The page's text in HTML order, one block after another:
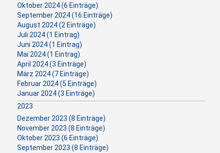
Oktober 2024 (6 Einträge)
September 2024 (16 Einträge)
August 2024 (2 Einträge)
Juli 2024 (1 Eintrag)
Juni 2024 (1 Eintrag)
Mai 2024 (1 Eintrag)
April 2024 (3 Einträge)
März 2024 (7 Einträge)
Februar 2024 (5 Einträge)
Januar 2024 (3 Einträge)
2023
Dezember 2023 (8 Einträge)
November 2023 (8 Einträge)
Oktober 2023 (6 Einträge)
September 2023 (8 Einträge)